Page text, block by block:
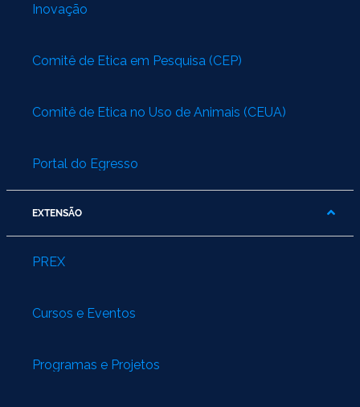
Inovação
Comitê de Ética em Pesquisa (CEP)
Comitê de Ética no Uso de Animais (CEUA)
Portal do Egresso
EXTENSÃO
PREX
Cursos e Eventos
Programas e Projetos